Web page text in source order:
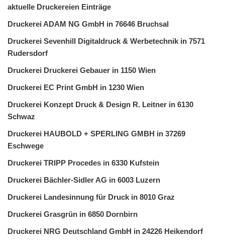
aktuelle Druckereien Einträge
Druckerei ADAM NG GmbH in 76646 Bruchsal
Druckerei Sevenhill Digitaldruck & Werbetechnik in 7571
Rudersdorf
Druckerei Druckerei Gebauer in 1150 Wien
Druckerei EC Print GmbH in 1230 Wien
Druckerei Konzept Druck & Design R. Leitner in 6130
Schwaz
Druckerei HAUBOLD + SPERLING GMBH in 37269
Eschwege
Druckerei TRIPP Procedes in 6330 Kufstein
Druckerei Bächler-Sidler AG in 6003 Luzern
Druckerei Landesinnung für Druck in 8010 Graz
Druckerei Grasgrün in 6850 Dornbirn
Druckerei NRG Deutschland GmbH in 24226 Heikendorf